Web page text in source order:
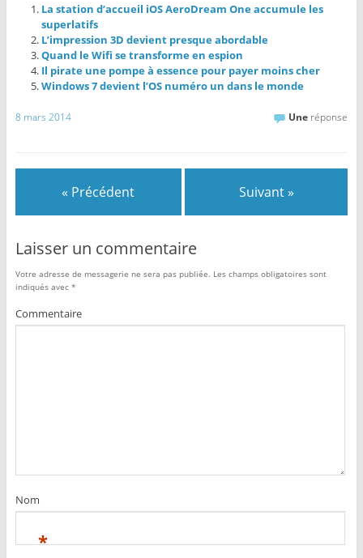
La station d’accueil iOS AeroDream One accumule les
superlatifs
L’impression 3D devient presque abordable
Quand le Wifi se transforme en espion
Il pirate une pompe à essence pour payer moins cher
Windows 7 devient l’OS numéro un dans le monde
8 mars 2014 Une réponse
« Précédent Suivant »
Laisser un commentaire
Votre adresse de messagerie ne sera pas publiée. Les champs obligatoires sont
indiqués avec *
Commentaire
Nom
*